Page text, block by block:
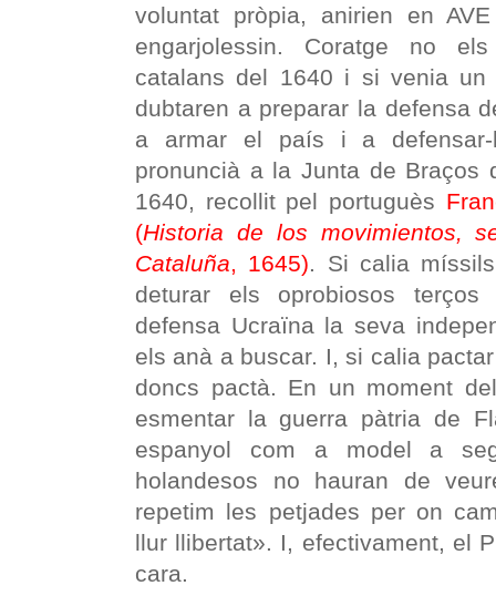
voluntat pròpia, anirien en
engarjolessin. Coratge no
catalans del 1640 i si venia
dubtaren a preparar la defensa
a armar el país i a
pronuncià a la Junta de Braços
1640, recollit pel portuguès
(Historia de los movimientos,
Cataluña, 1645). Si calia
deturar els oprobiosos
defensa Ucraïna la seva
els anà a buscar. I, si calia
doncs pactà. En un moment
esmentar la guerra pàtria de
espanyol com a model a
holandesos no hauran de
repetim les petjades per on
llur llibertat». I, efectivament, el
cara.